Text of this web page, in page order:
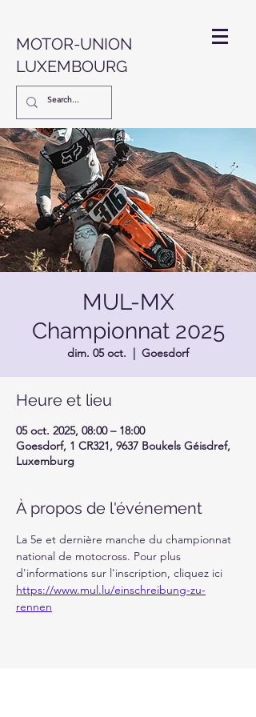
MOTOR-UNION
LUXEMBOURG
MUL-MX
Championnat 2025
dim. 05 oct.
  |
Goesdorf
Heure et lieu
05 oct. 2025, 08:00 – 18:00
Goesdorf, 1 CR321, 9637 Boukels Géisdref,
Luxemburg
À propos de l'événement
La 5e et dernière manche du championnat
national de motocross. Pour plus
d'informations sur l'inscription, cliquez ici
https://www.mul.lu/einschreibung-zu-
rennen